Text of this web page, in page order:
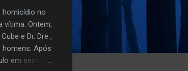
homicídio no
vítima. Ontem,
e Dr. Dre ,
Após
em sentido